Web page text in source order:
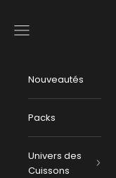
Menu
Nouveautés
Packs
Univers des
Cuissons